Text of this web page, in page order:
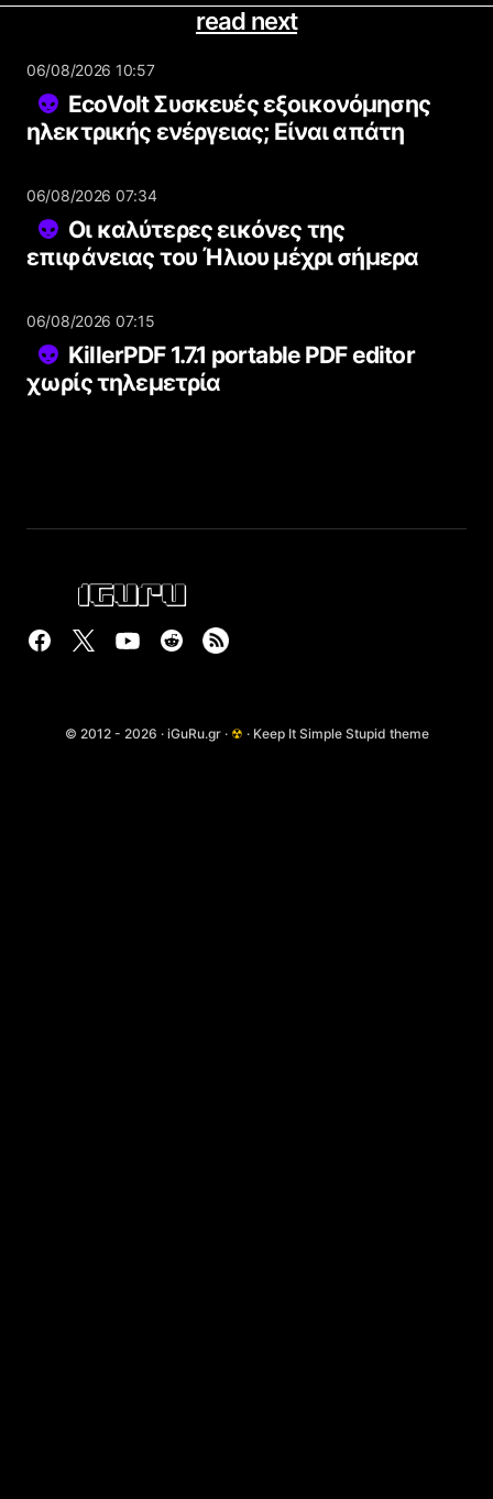
read next
06/08/2026 10:57
EcoVolt Συσκευές εξοικονόμησης
ηλεκτρικής ενέργειας; Είναι απάτη
06/08/2026 07:34
Οι καλύτερες εικόνες της
επιφάνειας του Ήλιου μέχρι σήμερα
06/08/2026 07:15
KillerPDF 1.7.1 portable PDF editor
χωρίς τηλεμετρία
© 2012 - 2026 · iGuRu.gr · ☢ · Keep It Simple Stupid theme